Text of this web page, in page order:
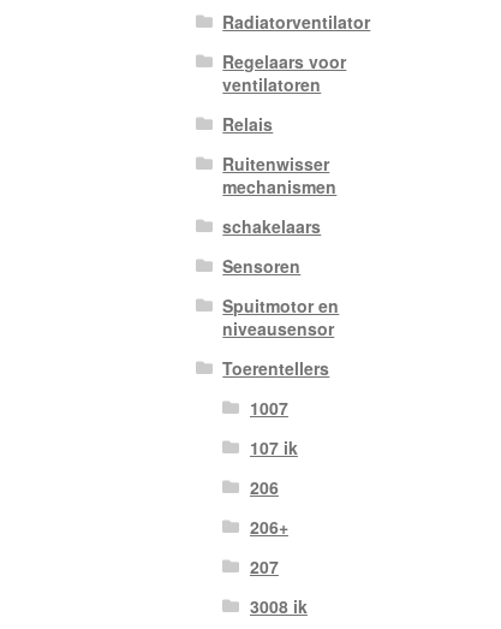
Radiatorventilator
Regelaars voor
ventilatoren
Relais
Ruitenwisser
mechanismen
schakelaars
Sensoren
Spuitmotor en
niveausensor
Toerentellers
1007
107 ik
206
206+
207
3008 ik